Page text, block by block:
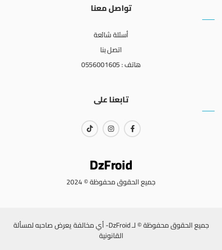
تواصل معنا
أسئلة شائعة
اتصل بنا
هاتف : 0556001605
تابعنا على
DzFroid
جميع الحقوق محفوظة © 2024
جميع الحقوق محفوظة © لـ DzFroid- أي مخالفة يعرض صاحبه لمسألة
القانونية